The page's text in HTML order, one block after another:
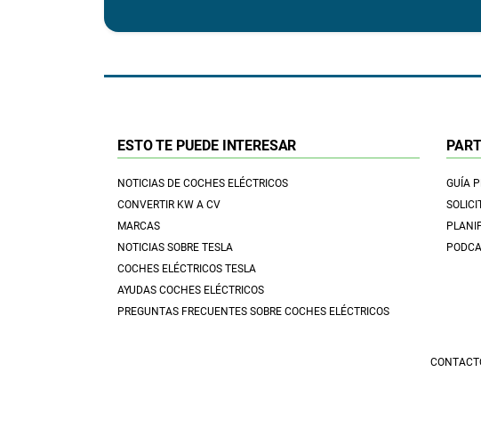
ESTO TE PUEDE INTERESAR
NOTICIAS DE COCHES ELÉCTRICOS
CONVERTIR KW A CV
MARCAS
NOTICIAS SOBRE TESLA
COCHES ELÉCTRICOS TESLA
AYUDAS COCHES ELÉCTRICOS
PREGUNTAS FRECUENTES SOBRE COCHES ELÉCTRICOS
GUÍA